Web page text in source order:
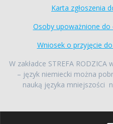
Karta zgłoszenia
Osoby upoważnione do
Wniosek o przyjęcie
W zakładce STREFA
– język niemiecki można
nauką języka mniejszości